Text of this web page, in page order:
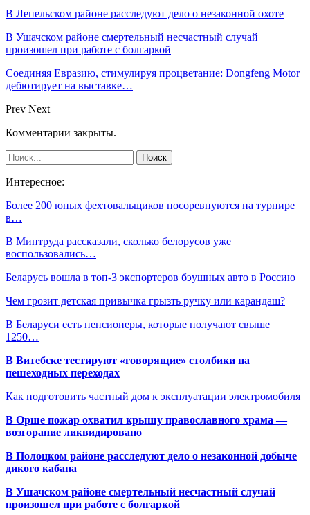
В Лепельском районе расследуют дело о незаконной охоте
В Ушачском районе смертельный несчастный случай
произошел при работе с болгаркой
Соединяя Евразию, стимулируя процветание: Dongfeng Motor
дебютирует на выставке…
Prev Next
Комментарии закрыты.
Интересное:
Более 200 юных фехтовальщиков посоревнуются на турнире
в…
В Минтруда рассказали, сколько белорусов уже
воспользовались…
Беларусь вошла в топ-3 экспортеров бэушных авто в Россию
Чем грозит детская привычка грызть ручку или карандаш?
В Беларуси есть пенсионеры, которые получают свыше
1250…
В Витебске тестируют «говорящие» столбики на
пешеходных переходах
Как подготовить частный дом к эксплуатации электромобиля
В Орше пожар охватил крышу православного храма —
возгорание ликвидировано
В Полоцком районе расследуют дело о незаконной добыче
дикого кабана
В Ушачском районе смертельный несчастный случай
произошел при работе с болгаркой